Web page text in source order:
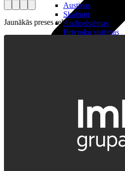
Darbalaika uzskaite
Zvanu pārvaldnieks
Darbu pārvaldnieks
Austiņas
Skaļruņi
Audiosistēmas
Brīvroku sistēmas
Jaunākās preses relīzes